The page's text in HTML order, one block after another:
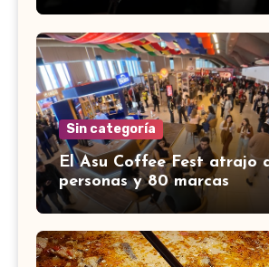
Sin categoría
El Asu Coffee Fest atrajo
personas y 80 marcas